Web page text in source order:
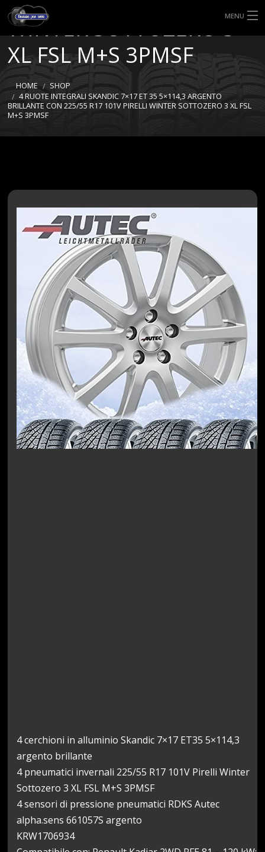
MENU
HOME
TIPI DI GOMME
MISURE GOMME
WINTER SOTTOZERO 3
XL FSL M+S 3PMSF
HOME
SHOP
4 RUOTE INTEGRALI SKANDIC 7×17 ET 35 5×114,3 ARGENTO
BRILLANTE CON 225/55 R17 101V PIRELLI WINTER SOTTOZERO 3 XL FSL
M+S 3PMSF
4 cerchioni in alluminio Skandic 7×17 ET35 5×114,3
argento brillante
4 pneumatici invernali 225/55 R17 101V Pirelli Winter
Sottozero 3 XL FSL M+S 3PMSF
4 sensori di pressione pneumatici RDKS Autec
alpha.sens 661057S argento
KRW1706934